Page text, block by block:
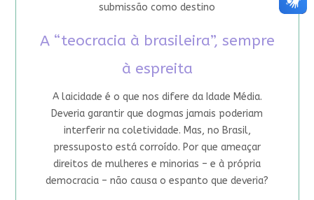
submissão como destino
A “teocracia à brasileira”, sempre
à espreita
A laicidade é o que nos difere da Idade Média.
Deveria garantir que dogmas jamais poderiam
interferir na coletividade. Mas, no Brasil,
pressuposto está corroído. Por que ameaçar
direitos de mulheres e minorias – e à própria
democracia – não causa o espanto que deveria?